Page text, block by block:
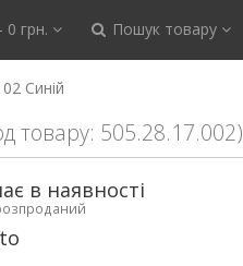
0 грн. Пошук товару
Синій
товару: 505.28.17.002)
в наявності